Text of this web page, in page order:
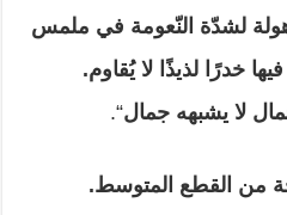
لشدّة النّعومة في ملمس
خدرًا لذيذًا لا يُقاوم.
لا يشبهه جمال“.